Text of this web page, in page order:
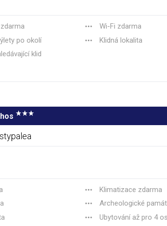
Wi-Fi zdarma
po okolí
Klidná lokalita
klid
Klimatizace zdarma
Archeologické
Ubytování až pro 4